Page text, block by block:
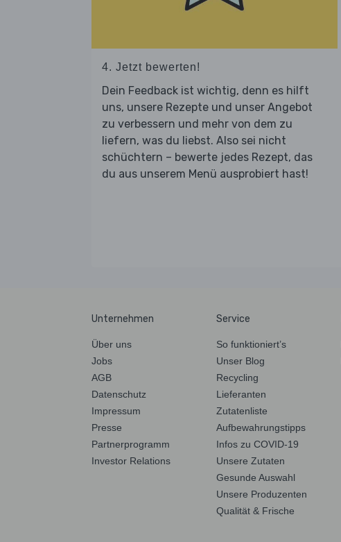
4. Jetzt bewerten!
Dein Feedback ist wichtig, denn es hilft
uns, unsere Rezepte und unser Angebot
zu verbessern und mehr von dem zu
liefern, was du liebst. Also sei nicht
schüchtern – bewerte jedes Rezept, das
du aus unserem Menü ausprobiert hast!
Unternehmen
Über uns
Jobs
AGB
Datenschutz
Impressum
Presse
Partnerprogramm
Investor Relations
Service
So funktioniert’s
Unser Blog
Recycling
Lieferanten
Zutatenliste
Aufbewahrungstipps
Infos zu COVID-19
Unsere Zutaten
Gesunde Auswahl
Unsere Produzenten
Qualität & Frische